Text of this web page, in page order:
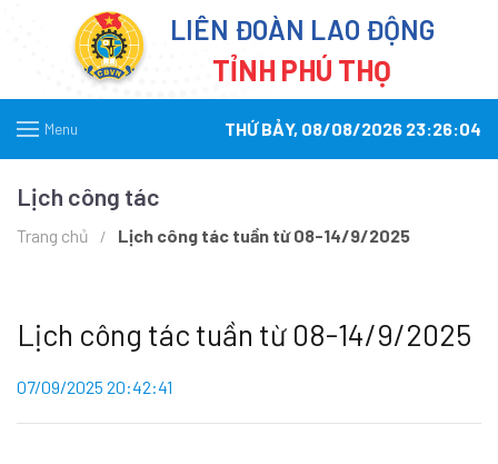
LIÊN ĐOÀN LAO ĐỘNG
TỈNH PHÚ THỌ
Menu THỨ BẢY, 08/08/2026 23:26:04
Lịch công tác
Trang chủ Lịch công tác tuần từ 08-14/9/2025
Lịch công tác tuần từ 08-14/9/2025
07/09/2025 20:42:41